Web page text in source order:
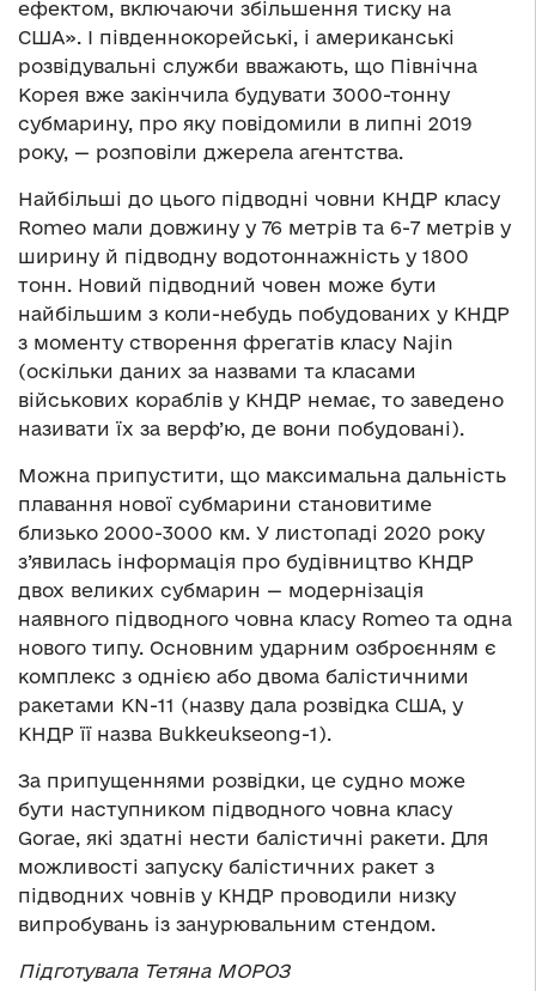
ефектом, включаючи збільшення тиску на
США». І південнокорейські, і американські
розвідувальні служби вважають, що Північна
Корея вже закінчила будувати 3000-тонну
субмарину, про яку повідомили в липні 2019
року, — розповіли джерела агентства.
Найбільші до цього підводні човни КНДР класу
Romeo мали довжину у 76 метрів та 6-7 метрів у
ширину й підводну водотоннажність у 1800
тонн. Новий підводний човен може бути
найбільшим з коли-небудь побудованих у КНДР
з моменту створення фрегатів класу Najin
(оскільки даних за назвами та класами
військових кораблів у КНДР немає, то заведено
називати їх за верф’ю, де вони побудовані).
Можна припустити, що максимальна дальність
плавання нової субмарини становитиме
близько 2000-3000 км. У листопаді 2020 року
з’явилась інформація про будівництво КНДР
двох великих субмарин — модернізація
наявного підводного човна класу Romeo та одна
нового типу. Основним ударним озброєнням є
комплекс з однією або двома балістичними
ракетами KN-11 (назву дала розвідка США, у
КНДР її назва Bukkeukseong-1).
За припущеннями розвідки, це судно може
бути наступником підводного човна класу
Gorae, які здатні нести балістичні ракети. Для
можливості запуску балістичних ракет з
підводних човнів у КНДР проводили низку
випробувань із занурювальним стендом.
Підготувала Тетяна МОРОЗ